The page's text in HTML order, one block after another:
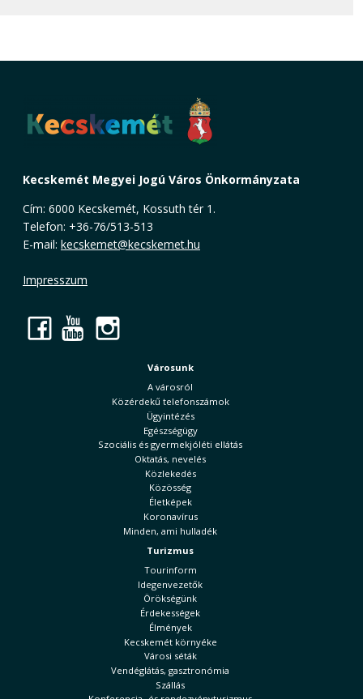
Kecskemét Megyei Jogú Város Önkormányzata
Cím: 6000 Kecskemét, Kossuth tér 1.
Telefon: +36-76/513-513
E-mail: kecskemet@kecskemet.hu
Impresszum
Facebook
YouTube
Városunk
A városról
Közérdekű telefonszámok
Ügyintézés
Egészségügy
Szociális és gyermekjóléti ellátás
Oktatás, nevelés
Közlekedés
Közösség
Életképek
Koronavírus
Minden, ami hulladék
Turizmus
Tourinform
Idegenvezetők
Örökségünk
Érdekességek
Élmények
Kecskemét környéke
Városi séták
Vendéglátás, gasztronómia
Szállás